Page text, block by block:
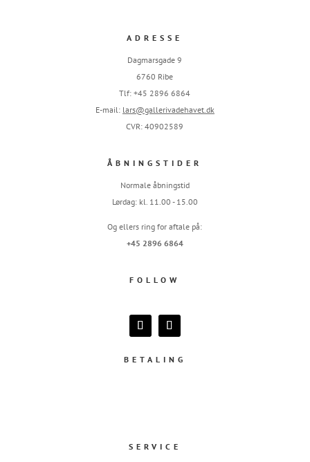
ADRESSE
Dagmarsgade 9
6760 Ribe
Tlf: +45 2896 6864
E-mail: lars@gallerivadehavet.dk
CVR: 40902589
ÅBNINGSTIDER
Normale åbningstid
Lørdag: kl. 11.00 - 15.00
Og ellers ring for aftale på:
+45 2896 6864
FOLLOW
BETALING
SERVICE